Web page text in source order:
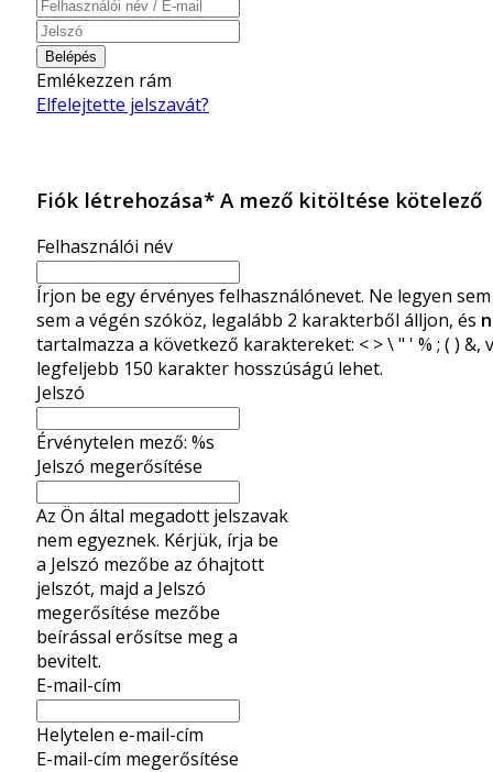
Belépés
Emlékezzen rám
Elfelejtette jelszavát?
Fiók létrehozása* A mező kitöltése kötelező
Felhasználói név
Írjon be egy érvényes felhasználónevet. Ne legyen
sem a végén szóköz, legalább 2 karakterből álljon, és
tartalmazza a következő karaktereket: < > \ " ' % ; ( ) &,
legfeljebb 150 karakter hosszúságú lehet.
Jelszó
Érvénytelen mező: %s
Jelszó megerősítése
Az Ön által megadott jelszavak
nem egyeznek. Kérjük, írja be
a Jelszó mezőbe az óhajtott
jelszót, majd a Jelszó
megerősítése mezőbe
beírással erősítse meg a
bevitelt.
E-mail-cím
Helytelen e-mail-cím
E-mail-cím megerősítése